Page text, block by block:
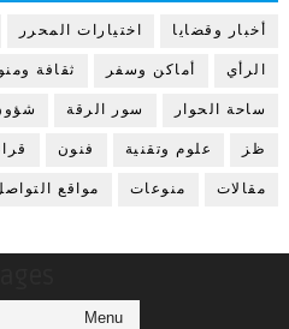
أخبار وقضايا اختيارات المحرر
الرأي أماكن وسفر ثقافة
ساحة الحوار سور الرقة
ظز علوم وتقنية فنون
مقالات منوعات مواقع